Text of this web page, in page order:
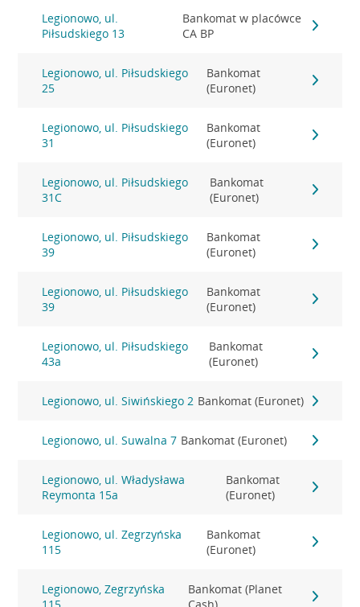
Legionowo, ul.
Piłsudskiego 13
Bankomat w placówce
CA BP
Legionowo, ul. Piłsudskiego
25
Bankomat
(Euronet)
Legionowo, ul. Piłsudskiego
31
Bankomat
(Euronet)
Legionowo, ul. Piłsudskiego
31C
Bankomat
(Euronet)
Legionowo, ul. Piłsudskiego
39
Bankomat
(Euronet)
Legionowo, ul. Piłsudskiego
39
Bankomat
(Euronet)
Legionowo, ul. Piłsudskiego
43a
Bankomat
(Euronet)
Legionowo, ul. Siwińskiego 2 Bankomat (Euronet)
Legionowo, ul. Suwalna 7 Bankomat (Euronet)
Legionowo, ul. Władysława
Reymonta 15a
Bankomat
(Euronet)
Legionowo, ul. Zegrzyńska
115
Bankomat
(Euronet)
Legionowo, Zegrzyńska
Bankomat (Planet